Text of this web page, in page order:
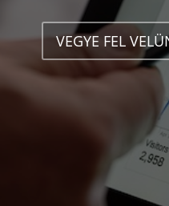
VEGYE FEL